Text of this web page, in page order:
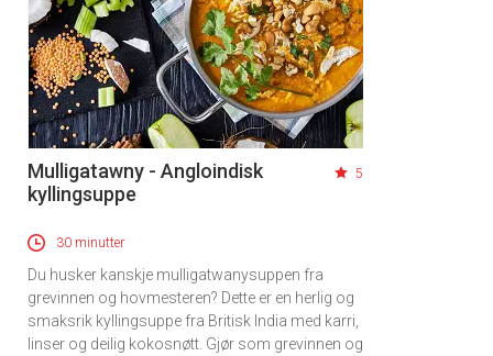
Mulligatawny - Angloindisk
kyllingsuppe
5
30 minutter
Du husker kanskje mulligatwanysuppen fra
grevinnen og hovmesteren? Dette er en herlig og
smaksrik kyllingsuppe fra Britisk India med karri,
linser og deilig kokosnøtt. Gjør som grevinnen og